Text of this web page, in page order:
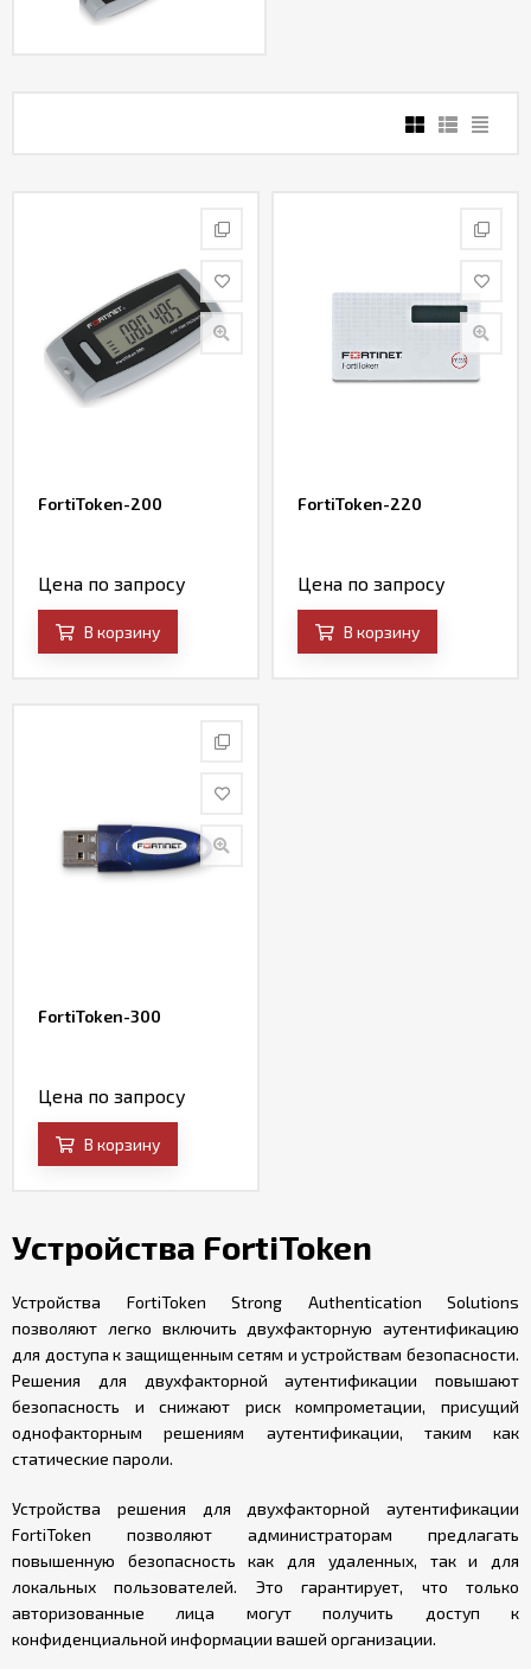
FortiToken-200
Цена по запросу
В корзину
FortiToken-220
Цена по запросу
В корзину
FortiToken-300
Цена по запросу
В корзину
Устройства FortiToken
Устройства FortiToken Strong Authentication Solutions
позволяют легко включить двухфакторную аутентификацию
для доступа к защищенным сетям и устройствам безопасности.
Решения для двухфакторной аутентификации повышают
безопасность и снижают риск компрометации, присущий
однофакторным решениям аутентификации, таким как
статические пароли.
Устройства решения для двухфакторной аутентификации
FortiToken позволяют администраторам предлагать
повышенную безопасность как для удаленных, так и для
локальных пользователей. Это гарантирует, что только
авторизованные лица могут получить доступ к
конфиденциальной информации вашей организации.